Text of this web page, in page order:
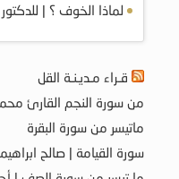
لماذا الخوف ؟ |
قـراء مـديـنـة القل
من سورة النجم القارئ
ماتيسر من سورة البقرة
سورة القيامة | صالح